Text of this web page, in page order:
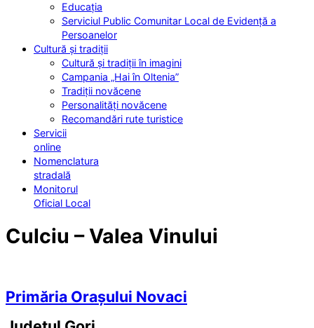
Educația
Serviciul Public Comunitar Local de Evidență a
Persoanelor
Cultură și tradiții
Cultură și tradiții în imagini
Campania „Hai în Oltenia”
Tradiții novăcene
Personalități novăcene
Recomandări rute turistice
Servicii
online
Nomenclatura
stradală
Monitorul
Oficial Local
Culciu – Valea Vinului
Primăria Orașului Novaci